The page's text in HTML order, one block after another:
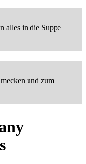
alles in die Suppe
und zum